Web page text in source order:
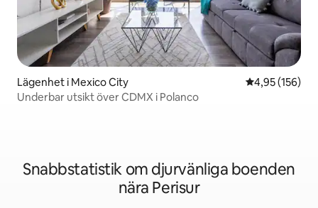
Lägenhet i Mexico City 4,95 av 5 i
4,95 (156)
Underbar utsikt över CDMX i Polanco
Snabbstatistik om djurvänliga boenden
nära Perisur